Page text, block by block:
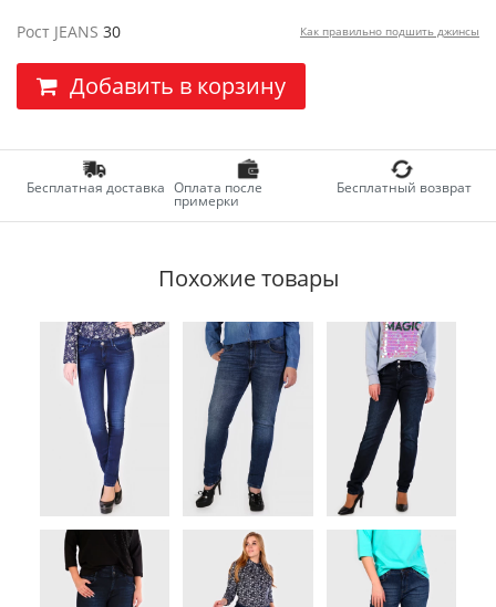
Рост JEANS 30 Как правильно подшить джинсы
Добавить в корзину
Бесплатная доставка Оплата после
примерки
Бесплатный возврат
Похожие товары